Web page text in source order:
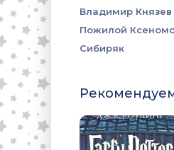
Владимир Князев
Пожилой
Сибиряк